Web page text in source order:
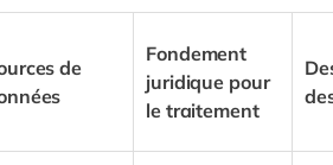
de
Fondement
juridique pour
le traitement